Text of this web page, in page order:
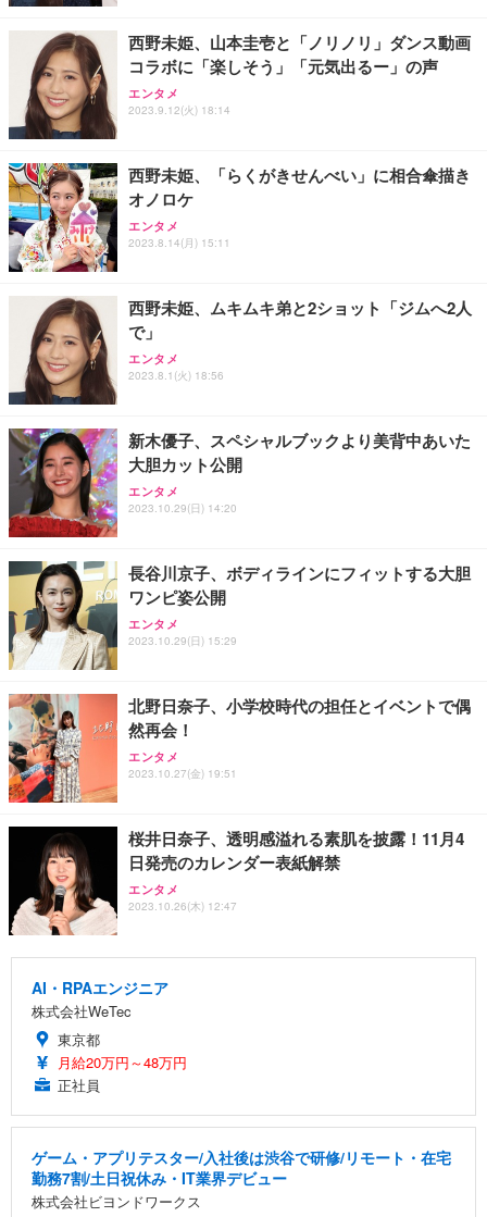
務用 おしゃれ パソコンチェア (ブラック)
Sezlife オフィスチェア デスクチェア 疲れない テレ
ワーク チェア 強化バックレスト 30度ロッキング機
能 人間工学 椅子 腰サポート 90度跳ね上げ式アーム
務用 おしゃれ パソコンチェア (ホワイト)
ANDWINT オフィスチェア デスクチェア 肘なし メ
ッシュ 通気性 ランバーサポート付き 腰サポート ガ
ス圧無段階昇降 360度回転 キャスター付き コンパク
【整備済み品】Dell E2724HS 27インチ 液晶モニタ
ー フルHD（1920×1080）VA 非光沢 HDMI/DisplayP
ort/VGA スピーカー内蔵 高さ調整 スイベル VESA対
【MiniLED/24.5inch/280Hz/FHD】GRAPHT THE S
HOOTER Gaming Monitor 24” Essential ゲーミン
グモニター QD 24.5インチ 1ms FHD 量子ドット 残
Smart Basic(スマートベーシック) 【Amazon.co.jp
限定】 Smart Basic アイリスオーヤマ ペットシーツ
超厚型 お徳用 ワイド 100枚入 (x 1) (ケース販売)
アイリスオーヤマ ペットシーツ 超厚型 お徳用 レギ
ュラー 200枚入【Amazon.co.jp限定】
西野未姫、山本圭壱と「ノリノリ」ダンス動画
コラボに「楽しそう」「元気出るー」の声
エンタメ
2023.9.12(火) 18:14
西野未姫、「らくがきせんべい」に相合傘描き
オノロケ
エンタメ
2023.8.14(月) 15:11
西野未姫、ムキムキ弟と2ショット「ジムへ2人
で」
エンタメ
2023.8.1(火) 18:56
新木優子、スペシャルブックより美背中あいた
大胆カット公開
エンタメ
2023.10.29(日) 14:20
長谷川京子、ボディラインにフィットする大胆
ワンピ姿公開
エンタメ
2023.10.29(日) 15:29
北野日奈子、小学校時代の担任とイベントで偶
然再会！
エンタメ
2023.10.27(金) 19:51
桜井日奈子、透明感溢れる素肌を披露！11月4
日発売のカレンダー表紙解禁
エンタメ
2023.10.26(木) 12:47
AI・RPAエンジニア
株式会社WeTec
東京都
月給20万円～48万円
正社員
ゲーム・アプリテスター/入社後は渋谷で研修/リモート・在宅
勤務7割/土日祝休み・IT業界デビュー
株式会社ビヨンドワークス